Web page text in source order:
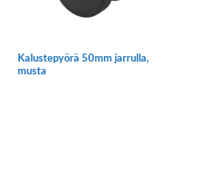
Kalustepyörä 50mm jarrulla,
musta